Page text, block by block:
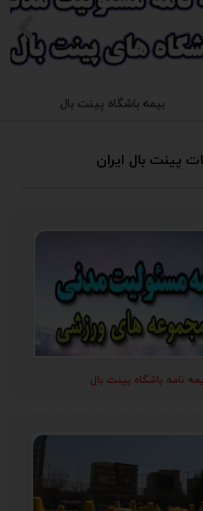
لیگ پینت بال پالم ایران 2018
پینت بال ایران
نامه باشگاه پینت بال